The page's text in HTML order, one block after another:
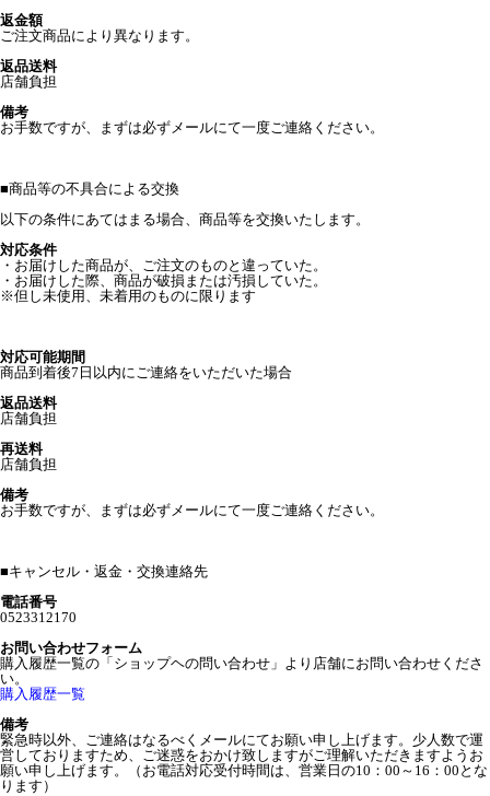
返金額
ご注文商品により異なります。
返品送料
店舗負担
備考
お手数ですが、まずは必ずメールにて一度ご連絡ください。
■商品等の不具合による交換
以下の条件にあてはまる場合、商品等を交換いたします。
対応条件
・お届けした商品が、ご注文のものと違っていた。
・お届けした際、商品が破損または汚損していた。
※但し未使用、未着用のものに限ります
対応可能期間
商品到着後7日以内にご連絡をいただいた場合
返品送料
店舗負担
再送料
店舗負担
備考
お手数ですが、まずは必ずメールにて一度ご連絡ください。
■キャンセル・返金・交換連絡先
電話番号
0523312170
お問い合わせフォーム
購入履歴一覧の「ショップヘの問い合わせ」より店舗にお問い合わせくださ
い。
購入履歴一覧
備考
緊急時以外、ご連絡はなるべくメールにてお願い申し上げます。少人数で運
営しておりますため、ご迷惑をおかけ致しますがご理解いただきますようお
願い申し上げます。（お電話対応受付時間は、営業日の10：00～16：00とな
ります）